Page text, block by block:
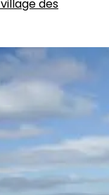
village des